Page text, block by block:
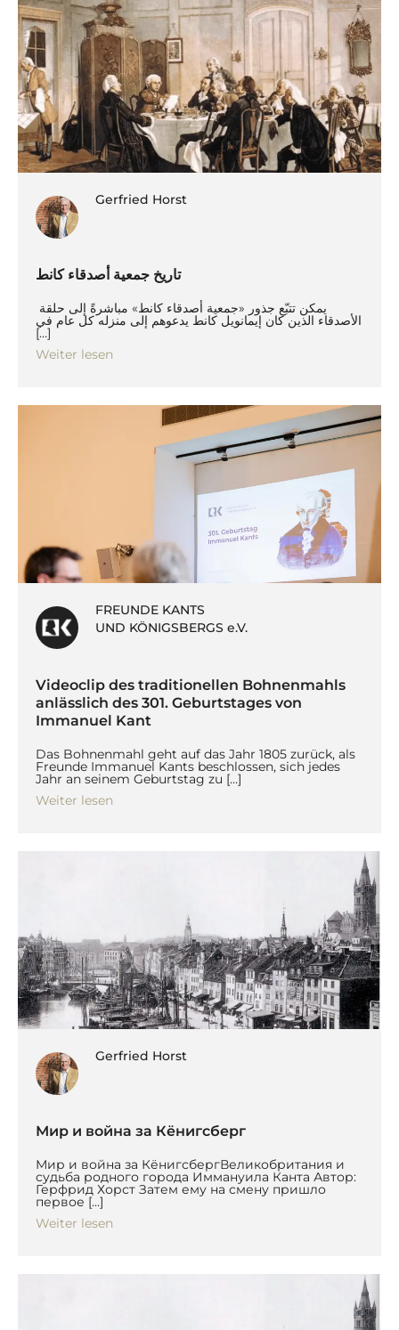
Gerfried Horst
تاريخ جمعية أصدقاء كانط
الأصدقاء الذين كان إيمانويل كانط يدعوهم إلى منزله كل عام في
[…]
Weiter lesen
FREUNDE KANTS
UND KÖNIGSBERGS e.V.
Videoclip des traditionellen Bohnenmahls
anlässlich des 301. Geburtstages von
Immanuel Kant
Das Bohnenmahl geht auf das Jahr 1805 zurück, als
Freunde Immanuel Kants beschlossen, sich jedes
Jahr an seinem Geburtstag zu […]
Weiter lesen
Gerfried Horst
Мир и война за Кёнигсберг
Мир и война за КёнигсбергВеликобритания и
судьба родного города Иммануила Канта Автор:
Герфрид Хорст Затем ему на смену пришло
первое […]
Weiter lesen